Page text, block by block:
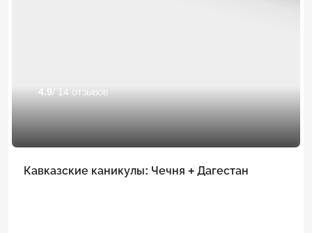
4.9/ 14 отзывов
Кавказские каникулы: Чечня + Дагестан